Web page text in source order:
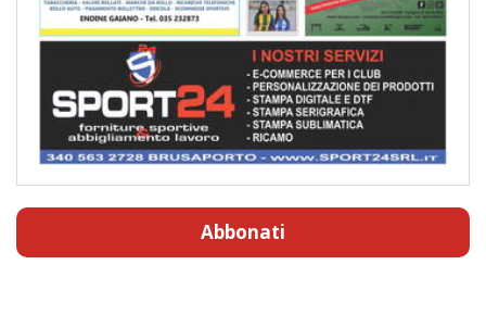
Abbonati